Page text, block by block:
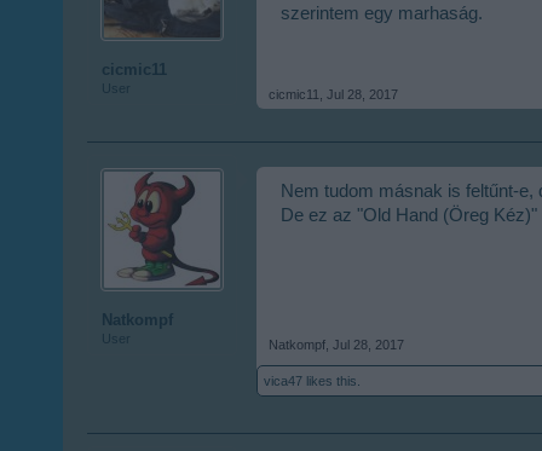
cicmic11
User
szerintem egy marhaság.
cicmic11 Jul 28, 2017
Natkompf
User
Nem tudom másnak is feltűnt-
De ez az "Old Hand (Öreg Kéz)"
Natkompf Jul 28, 2017
vica47 likes this.